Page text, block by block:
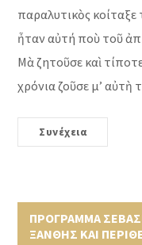
παραλυτικὸς
ἦταν αὐτή ποὺ τοῦ
Μὰ ζητοῦσε καὶ
χρόνια ζοῦσε μ’ αὐτὴ
Συνέχεια
ΠΡΟΓΡΑΜΜΑ
ΞΑΝΘΗΣ ΚΑΙ